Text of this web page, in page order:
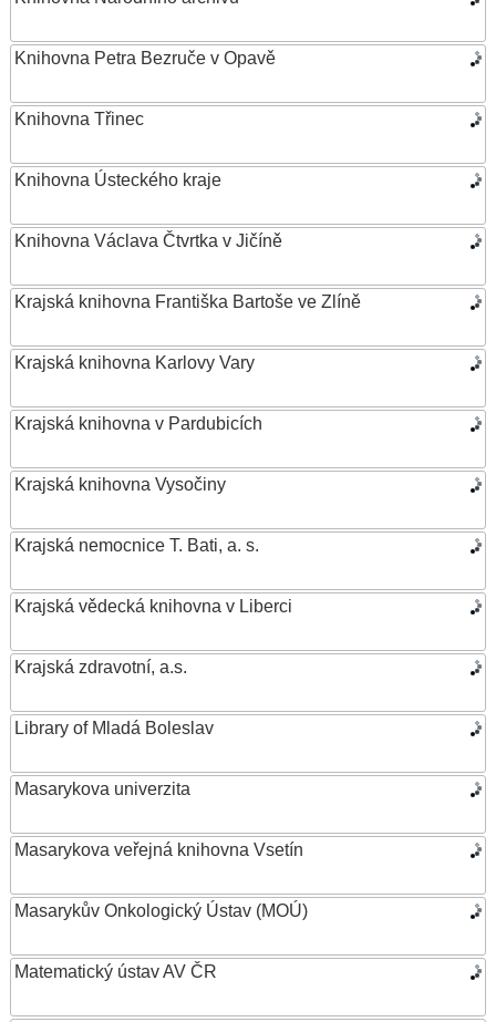
Knihovna Petra Bezruče v Opavě
Knihovna Třinec
Knihovna Ústeckého kraje
Knihovna Václava Čtvrtka v Jičíně
Krajská knihovna Františka Bartoše ve Zlíně
Krajská knihovna Karlovy Vary
Krajská knihovna v Pardubicích
Krajská knihovna Vysočiny
Krajská nemocnice T. Bati, a. s.
Krajská vědecká knihovna v Liberci
Krajská zdravotní, a.s.
Library of Mladá Boleslav
Masarykova univerzita
Masarykova veřejná knihovna Vsetín
Masarykův Onkologický Ústav (MOÚ)
Matematický ústav AV ČR